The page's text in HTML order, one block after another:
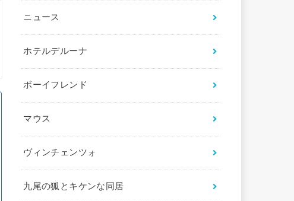
ニュース
ホテルデルーナ
ボーイフレンド
マウス
ヴィンチェンツォ
九尾の狐とキケンな同居